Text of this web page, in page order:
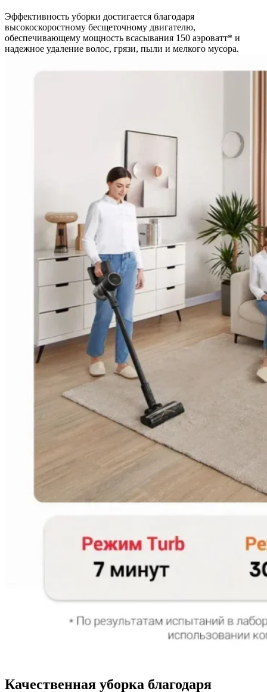
Эффективность уборки достигается благодаря
высокоскоростному бесщеточному двигателю,
обеспечивающему мощность всасывания 150 аэроватт* и
надежное удаление волос, грязи, пыли и мелкого мусора.
Качественная уборка благодаря